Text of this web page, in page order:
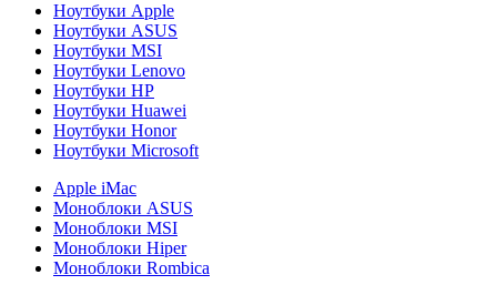
Ноутбуки Apple
Ноутбуки ASUS
Ноутбуки MSI
Ноутбуки Lenovo
Ноутбуки HP
Ноутбуки Huawei
Ноутбуки Honor
Ноутбуки Microsoft
Apple iMac
Моноблоки ASUS
Моноблоки MSI
Моноблоки Hiper
Моноблоки Rombica